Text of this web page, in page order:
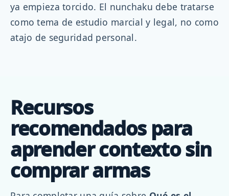
ya empieza torcido. El nunchaku debe tratarse
como tema de estudio marcial y legal, no como
atajo de seguridad personal.
Recursos
recomendados para
aprender contexto sin
comprar armas